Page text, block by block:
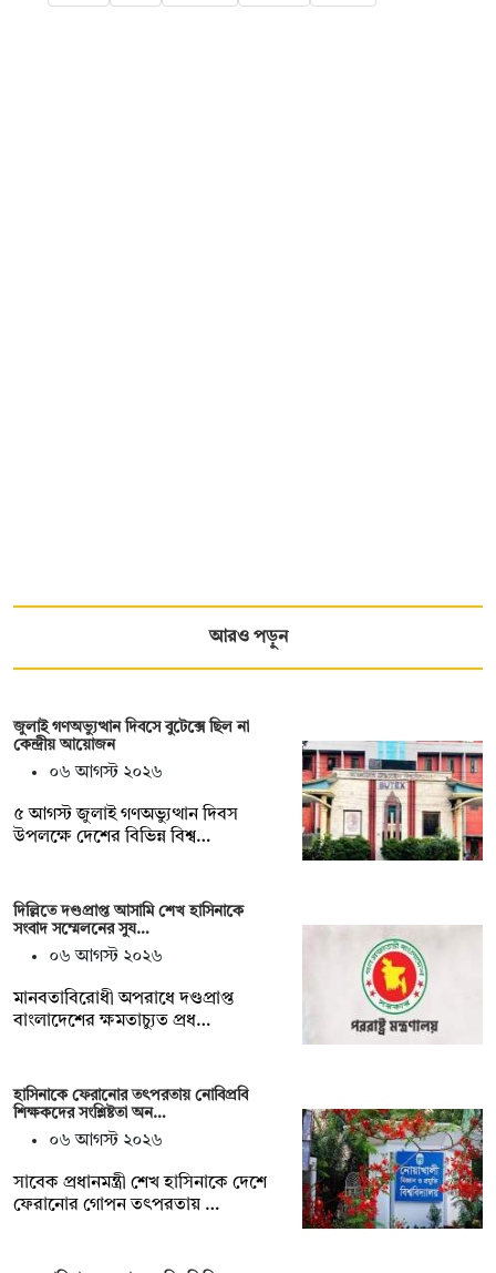
আরও পড়ুন
জুলাই গণঅভ্যুত্থান দিবসে বুটেক্সে ছিল না
কেন্দ্রীয় আয়োজন
০৬ আগস্ট ২০২৬
৫ আগস্ট জুলাই গণঅভ্যুত্থান দিবস
উপলক্ষে দেশের বিভিন্ন বিশ্ব…
দিল্লিতে দণ্ডপ্রাপ্ত আসামি শেখ হাসিনাকে
সংবাদ সম্মেলনের সুয…
০৬ আগস্ট ২০২৬
মানবতাবিরোধী অপরাধে দণ্ডপ্রাপ্ত
বাংলাদেশের ক্ষমতাচ্যুত প্রধ…
হাসিনাকে ফেরানোর তৎপরতায় নোবিপ্রবি
শিক্ষকদের সংশ্লিষ্টতা অন…
০৬ আগস্ট ২০২৬
সাবেক প্রধানমন্ত্রী শেখ হাসিনাকে দেশে
ফেরানোর গোপন তৎপরতায় …